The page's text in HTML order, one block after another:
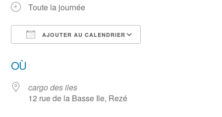
Toute la journée
AJOUTER AU CALENDRIER
OÙ
cargo des iles
12 rue de la Basse Ile, Rezé